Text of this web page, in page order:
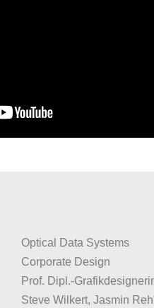
Optical Data Systems
Corporate Design
Prof. Dipl.-
Steve Wilkert, Jasmin